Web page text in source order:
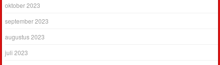
oktober 2023
september 2023
augustus 2023
juli 2023